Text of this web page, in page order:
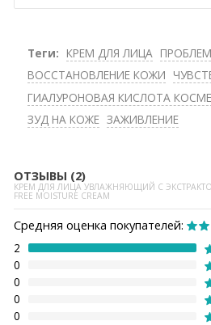
Теги: КРЕМ ДЛЯ ЛИЦА
ВОССТАНОВЛЕНИЕ КОЖИ
ГИАЛУРОНОВАЯ КИСЛОТА
ЗУД НА КОЖЕ ЗАЖИВЛЕНИЕ
ОТЗЫВЫ (2)
КРЕМ ДЛЯ ЛИЦА УВЛАЖНЯЮЩИЙ С ЭКСТРАКТОМ
FREE MOISTURE CREAM
Средняя оценка покупателей:
2
0
0
0
0